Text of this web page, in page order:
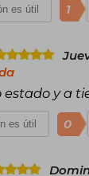
es útil 1
estado y a
es útil 0